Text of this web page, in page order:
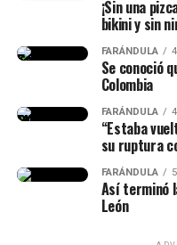
Epa Colombia y
tomada de IG
“Lo conocí
sido la
impactante
pesar de
siempre
dicho.
¡Sin una
bikini y sin
FARÁNDULA
Se conoció
Colombia
FARÁNDULA
“Estaba
su ruptura
FARÁNDULA
Así terminó
León